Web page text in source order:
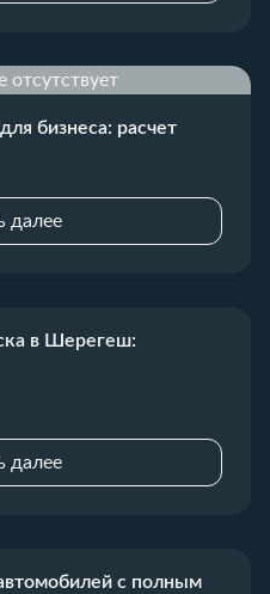
отсутствует
бизнеса: расчет
далее
в Шерегеш:
далее
с полным